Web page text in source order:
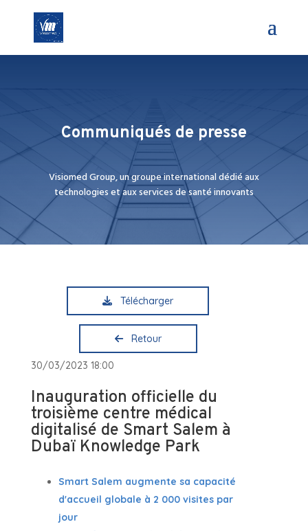
Communiqués de presse
Visiomed Group, un groupe international dédié aux
technologies et aux services de santé innovants
Télécharger
Retour
30/03/2023 18:00
Inauguration officielle du
troisième centre médical
digitalisé de Smart Salem à
Dubaï Knowledge Park
Smart Salem augmente sa capacité
d'accueil globale à 2 000 visites par
jour